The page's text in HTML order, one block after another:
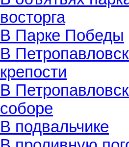
восторга
В Парке Победы
В
крепости
В
соборе
В подвальчике